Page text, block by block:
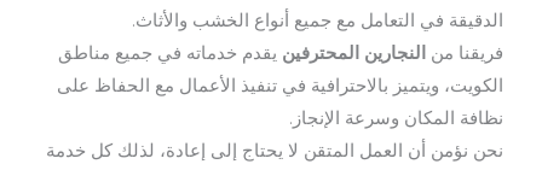
الدقيقة في التعامل مع جميع أنواع الخشب والأثاث.
فريقنا من النجارين المحترفين يقدم خدماته في جميع مناطق
الكويت، ويتميز بالاحترافية في تنفيذ الأعمال مع الحفاظ على
نظافة المكان وسرعة الإنجاز.
نحن نؤمن أن العمل المتقن لا يحتاج إلى إعادة، لذلك كل خدمة